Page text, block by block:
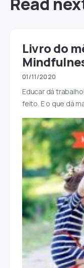
Livro do
01/11/2020
Educar dá
feito. E o que dá